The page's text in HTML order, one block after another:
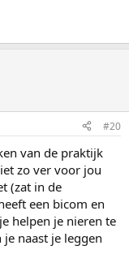
#20
van de praktijk
zo ver voor jou
(zat in de
een bicom en
helpen je nieren te
naast je leggen